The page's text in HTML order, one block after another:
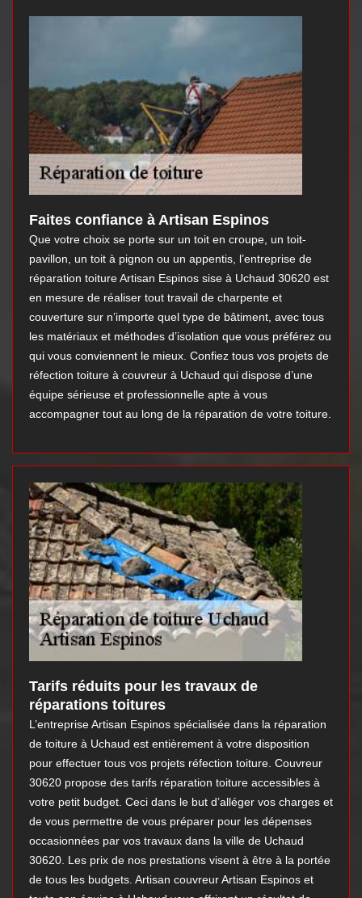
Faites confiance à Artisan Espinos
Que votre choix se porte sur un toit en croupe, un toit-
pavillon, un toit à pignon ou un appentis, l’entreprise de
réparation toiture Artisan Espinos sise à Uchaud 30620 est
en mesure de réaliser tout travail de charpente et
couverture sur n’importe quel type de bâtiment, avec tous
les matériaux et méthodes d’isolation que vous préférez ou
qui vous conviennent le mieux. Confiez tous vos projets de
réfection toiture à couvreur à Uchaud qui dispose d’une
équipe sérieuse et professionnelle apte à vous
accompagner tout au long de la réparation de votre toiture.
Tarifs réduits pour les travaux de
réparations toitures
L’entreprise Artisan Espinos spécialisée dans la réparation
de toiture à Uchaud est entièrement à votre disposition
pour effectuer tous vos projets réfection toiture. Couvreur
30620 propose des tarifs réparation toiture accessibles à
votre petit budget. Ceci dans le but d’alléger vos charges et
de vous permettre de vous préparer pour les dépenses
occasionnées par vos travaux dans la ville de Uchaud
30620. Les prix de nos prestations visent à être à la portée
de tous les budgets. Artisan couvreur Artisan Espinos et